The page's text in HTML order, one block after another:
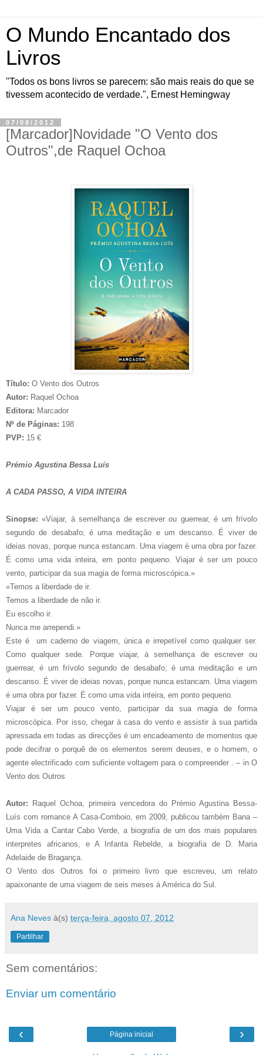
O Mundo Encantado dos
Livros
"Todos os bons livros se parecem: são mais reais do que se
tivessem acontecido de verdade.", Ernest Hemingway
07/08/2012
[Marcador]Novidade "O Vento dos
Outros",de Raquel Ochoa
Título: O Vento dos Outros
Autor: Raquel Ochoa
Editora: Marcador
Nº de Páginas: 198
PVP: 15 €
Prémio Agustina Bessa Luís
A CADA PASSO, A VIDA INTEIRA
Sinopse: «Viajar, à semelhança de escrever ou guerrear, é um frívolo
segundo de desabafo; é uma meditação e um descanso. É viver de
ideias novas, porque nunca estancam. Uma viagem é uma obra por fazer.
É como uma vida inteira, em ponto pequeno. Viajar é ser um pouco
vento, participar da sua magia de forma microscópica.»
«Temos a liberdade de ir.
Temos a liberdade de não ir.
Eu escolho ir.
Nunca me arrependi.»
Este é um caderno de viagem, única e irrepetível como qualquer ser.
Como qualquer sede. Porque viajar, à semelhança de escrever ou
guerrear, é um frívolo segundo de desabafo; é uma meditação e um
descanso. É viver de ideias novas, porque nunca estancam. Uma viagem
é uma obra por fazer. É como uma vida inteira, em ponto pequeno.
Viajar é ser um pouco vento, participar da sua magia de forma
microscópica. Por isso, chegar à casa do vento e assistir à sua partida
apressada em todas as direcções é um encadeamento de momentos que
pode decifrar o porquê de os elementos serem deuses, e o homem, o
agente electrificado com suficiente voltagem para o compreender . – in O
Vento dos Outros
Autor: Raquel Ochoa, primeira vencedora do Prémio Agustina Bessa-
Luís com romance A Casa-Comboio, em 2009, publicou também Bana –
Uma Vida a Cantar Cabo Verde, a biografia de um dos mais populares
interpretes africanos, e A Infanta Rebelde, a biografia de D. Maria
Adelaide de Bragança.
O Vento dos Outros foi o primeiro livro que escreveu, um relato
apaixonante de uma viagem de seis meses à América do Sul.
Ana Neves à(s) terça-feira, agosto 07, 2012
Partilhar
Sem comentários:
Enviar um comentário
‹ ›
Página inicial